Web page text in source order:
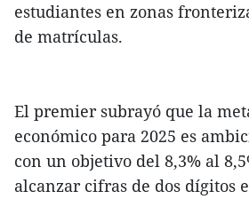
estudiantes en zonas
de matrículas.
El premier subrayó que la
económico para 2025 es
con un objetivo del 8,3% al
alcanzar cifras de dos dígitos